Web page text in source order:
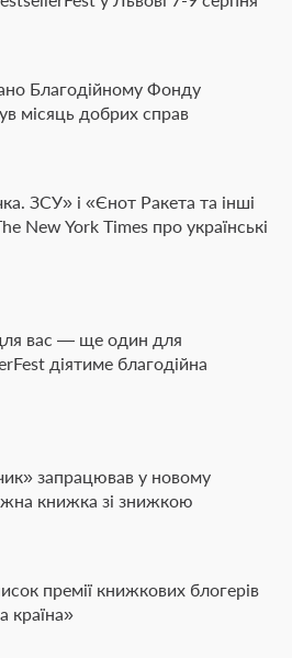
Благодійному Фонду
місяць добрих справ
ЗСУ» і «Єнот Ракета та інші
New York Times про українські
вас — ще один для
діятиме благодійна
запрацював у новому
книжка зі знижкою
премії книжкових блогерів
країна»